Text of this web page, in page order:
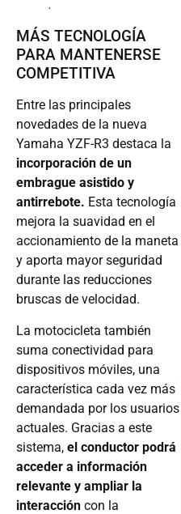
.
MÁS TECNOLOGÍA
PARA MANTENERSE
COMPETITIVA
Entre las principales
novedades de la nueva
Yamaha YZF-R3 destaca la
incorporación de un
embrague asistido y
antirrebote. Esta tecnología
mejora la suavidad en el
accionamiento de la maneta
y aporta mayor seguridad
durante las reducciones
bruscas de velocidad.
La motocicleta también
suma conectividad para
dispositivos móviles, una
característica cada vez más
demandada por los usuarios
actuales. Gracias a este
sistema, el conductor podrá
acceder a información
relevante y ampliar la
interacción con la